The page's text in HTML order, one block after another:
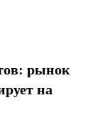
рынок
на